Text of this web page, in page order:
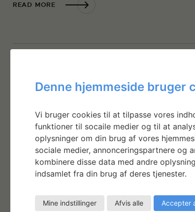
READ MORE
Denne hjemmeside bruger
Vi bruger cookies til at tilpasse vores
funktioner til socaile medier og til at
oplysninger om din brug af vores
sociale medier, annonceringspartnere og
kombinere disse data med andre
indsamlet fra din brug af deres tjenester.
Mine indstillinger Afvis alle Accepter